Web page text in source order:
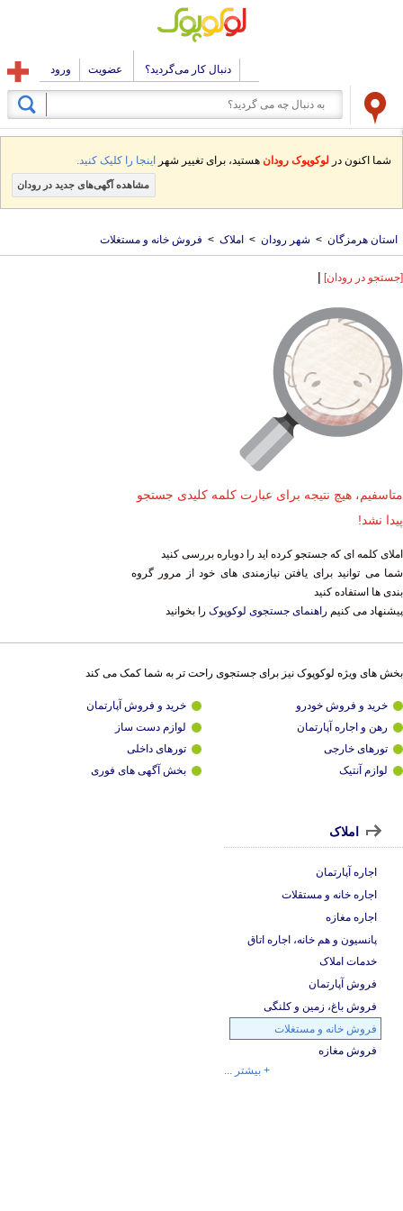
دنبال کار می‌گردید؟ عضویت ورود
شما اکنون در لوکوپوک رودان هستید، برای تغییر شهر اینجا را کلیک کنید.
مشاهده آگهی‌های جدید در رودان
استان هرمزگان > شهر رودان > املاک > فروش خانه و مستغلات
[جستجو در رودان] |
متاسفیم، هیچ نتیجه برای عبارت کلمه کلیدی جستجو
پیدا نشد!
املای کلمه ای که جستجو کرده اید را دوباره بررسی کنید
شما می توانید برای یافتن نیازمندی های خود از مرور گروه
بندی ها استفاده کنید
پیشنهاد می کنیم راهنمای جستجوی لوکوپوک را بخوانید
بخش های ویژه لوکوپوک نیز برای جستجوی راحت تر به شما کمک می کند
خرید و فروش خودرو
خرید و فروش آپارتمان
رهن و اجاره آپارتمان
لوازم دست ساز
تورهای خارجی
تورهای داخلی
لوازم آنتیک
بخش آگهی های فوری
املاک
اجاره آپارتمان
اجاره خانه و مستقلات
اجاره مغازه
پانسیون و هم خانه، اجاره اتاق
خدمات املاک
فروش آپارتمان
فروش باغ، زمین و کلنگی
فروش خانه و مستغلات
فروش مغازه
+ بیشتر ...